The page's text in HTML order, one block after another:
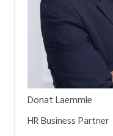
Donat Laemmle
HR Business Partner